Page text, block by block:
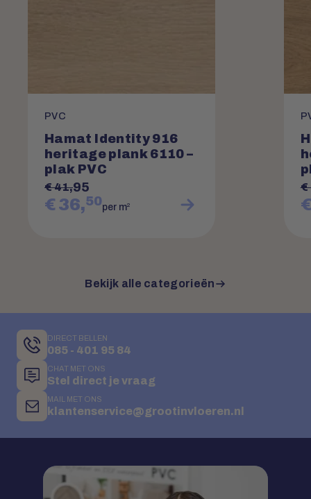
PVC
Hamat Identity 916
heritage plank 6110 –
plak PVC
€ 41,95
€ 36,50per m2
€
Bekijk alle categorieën
DIRECT BELLEN
085 - 401 95 84
CHAT MET ONS
Stel direct je vraag
MAIL MET ONS
klantenservice@grootinvloeren.nl